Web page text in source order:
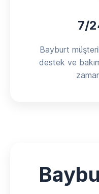
7/
Bayburt
destek ve